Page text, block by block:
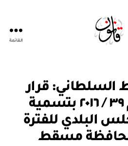
القائمة
السلطاني: قرار
ديواني رقم ٣٩ / ٢٠١٦ بتسمية
البلدي للفترة
بمحافظة مسقط
بو
ا
س